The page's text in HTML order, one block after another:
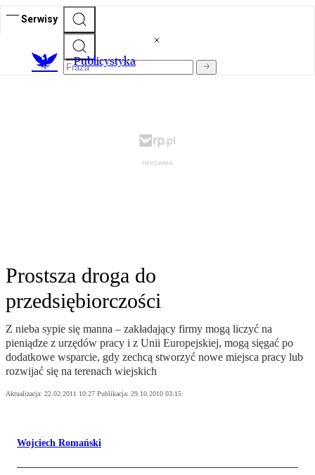
Serwisy
Publicystyka
Prostsza droga do
przedsiębiorczości
Z nieba sypie się manna – zakładający firmy mogą liczyć na
pieniądze z urzędów pracy i z Unii Europejskiej, mogą sięgać po
dodatkowe wsparcie, gdy zechcą stworzyć nowe miejsca pracy lub
rozwijać się na terenach wiejskich
Aktualizacja: 22.02.2011 10:27 Publikacja: 29.10.2010 03:15
Wojciech Romański